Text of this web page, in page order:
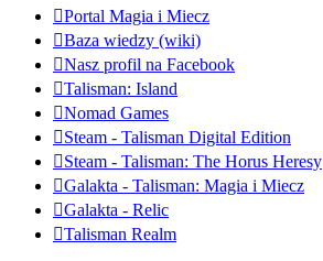
Portal Magia i Miecz
Baza wiedzy (wiki)
Nasz profil na Facebook
Talisman: Island
Nomad Games
Steam - Talisman Digital Edition
Steam - Talisman: The Horus Heresy
Galakta - Talisman: Magia i Miecz
Galakta - Relic
Talisman Realm